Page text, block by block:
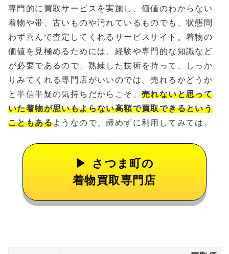
専門的に買取サービスを実施し、価値のわからない
着物や帯、古いものや汚れているものでも、状態問
わず喜んで査定してくれるサービスサイト。着物の
価値を見極めるためには、経験や専門的な知識など
が必要であるので、熟練した技術を持って、しっか
りみてくれる専門店がいいのでは。売れるかどうか
と半信半疑の気持ちだからこそ、 売れないと思って
いた着物が思いもよらない高額で買取できるという
こともあるようなので、諦めずに利用してみては。
さつま町の
着物買取専門店